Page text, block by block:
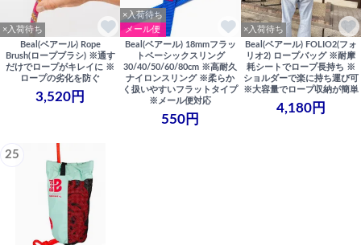
×入荷待ち
Beal(ベアール) Rope
Brush(ロープブラシ) ※通す
だけでロープがキレイに ※
ロープの劣化を防ぐ
3,520円
×入荷待ち
メール便
Beal(ベアール) 18mmフラッ
トベーシックスリング
30/40/50/60/80cm ※高耐久
ナイロンスリング ※柔らか
く扱いやすいフラットタイプ
※メール便対応
550円
×入荷待ち
Beal(ベアール) FOLIO2(フォ
リオ2) ロープバッグ ※耐摩
耗シートでロープ長持ち ※
ショルダーで楽に持ち運び可
※大容量でロープ収納が簡単
4,180円
25